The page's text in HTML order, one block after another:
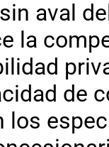
aval
la
de
los